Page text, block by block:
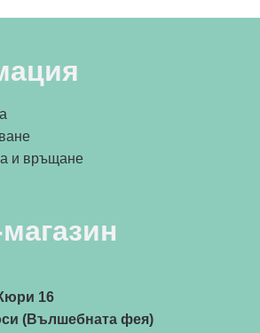
и връщане
16
(Вълшебната фея)